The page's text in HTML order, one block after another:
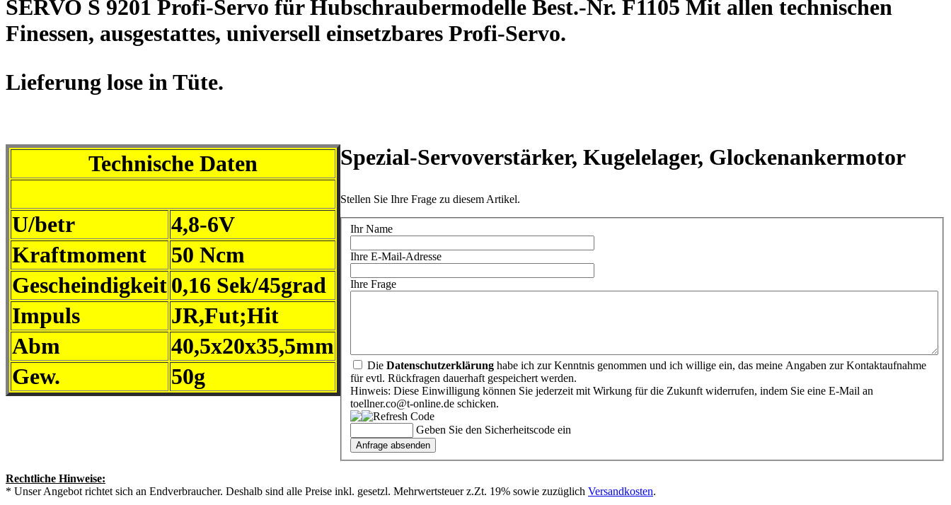
SERVO S 9201 Profi-Servo für Hubschraubermodelle Best.-Nr. F1105 Mit allen technischen
Finessen, ausgestattes, universell einsetzbares Profi-Servo.
Lieferung lose in Tüte.
Technische Daten
U/betr
4,8-6V
Kraftmoment
50 Ncm
Gescheindigkeit0,16 Sek/45grad
Impuls
JR,Fut;Hit
Abm
40,5x20x35,5mm
Gew.
50g
Spezial-Servoverstärker, Kugelelager, Glockenankermotor
Stellen Sie Ihre Frage zu diesem Artikel.
Ihr Name
Ihre E-Mail-Adresse
Ihre Frage
Die Datenschutzerklärung habe ich zur Kenntnis genommen und ich willige ein, das meine Angaben zur Kontaktaufnahme
für evtl. Rückfragen dauerhaft gespeichert werden.
Hinweis: Diese Einwilligung können Sie jederzeit mit Wirkung für die Zukunft widerrufen, indem Sie eine E-Mail an
toellner.co@t-online.de schicken.
Geben Sie den Sicherheitscode ein
Rechtliche Hinweise:
* Unser Angebot richtet sich an Endverbraucher. Deshalb sind alle Preise inkl. gesetzl. Mehrwertsteuer z.Zt. 19% sowie zuzüglich Versandkosten.